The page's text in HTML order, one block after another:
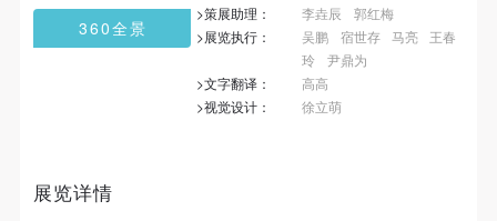
360全景
>策展助理：
李垚辰
郭红梅
>展览执行：
吴鹏 宿世存 马亮
王春
玲
尹鼎为
>文字翻译：
高高
>视觉设计：
徐立萌
展览详情
本次活动公平公正、自愿参加与退出、风险与责任自
负的原则。但活动有风险，参加者应有必要的风险意
律、法规，必须遵循道德和社会公德规范，并应该具
本次活动公平公正、自愿参加与退出、风险与责任自
负的原则。但活动有风险，参加者应有必要的风险意
律、法规，必须遵循道德和社会公德规范，并应该具
本次活动公平公正、自愿参加与退出、风险与责任自
负的原则。但活动有风险，参加者应有必要的风险意
律、法规，必须遵循道德和社会公德规范，并应该具